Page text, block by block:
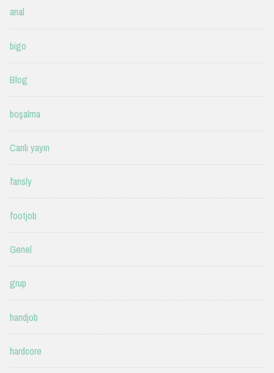
anal
bigo
Blog
boşalma
Canlı yayın
fansly
footjob
Genel
grup
handjob
hardcore